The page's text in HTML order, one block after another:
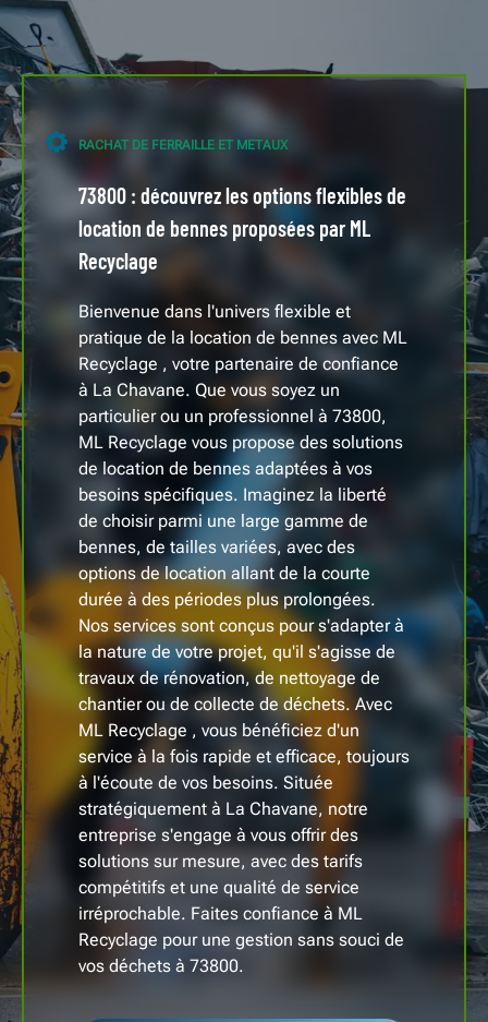
RACHAT DE FERRAILLE ET METAUX
73800 : découvrez les options flexibles de
location de bennes proposées par ML
Recyclage
Bienvenue dans l'univers flexible et
pratique de la location de bennes avec ML
Recyclage , votre partenaire de confiance
à La Chavane. Que vous soyez un
particulier ou un professionnel à 73800,
ML Recyclage vous propose des solutions
de location de bennes adaptées à vos
besoins spécifiques. Imaginez la liberté
de choisir parmi une large gamme de
bennes, de tailles variées, avec des
options de location allant de la courte
durée à des périodes plus prolongées.
Nos services sont conçus pour s'adapter à
la nature de votre projet, qu'il s'agisse de
travaux de rénovation, de nettoyage de
chantier ou de collecte de déchets. Avec
ML Recyclage , vous bénéficiez d'un
service à la fois rapide et efficace, toujours
à l'écoute de vos besoins. Située
stratégiquement à La Chavane, notre
entreprise s'engage à vous offrir des
solutions sur mesure, avec des tarifs
compétitifs et une qualité de service
irréprochable. Faites confiance à ML
Recyclage pour une gestion sans souci de
vos déchets à 73800.